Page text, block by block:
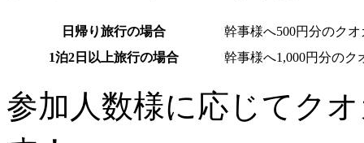
日帰り旅行の場合 幹事様へ500円分のク
1泊2日以上旅行の場合
幹事様へ1,000円分のク
参加人数様に応じて ク